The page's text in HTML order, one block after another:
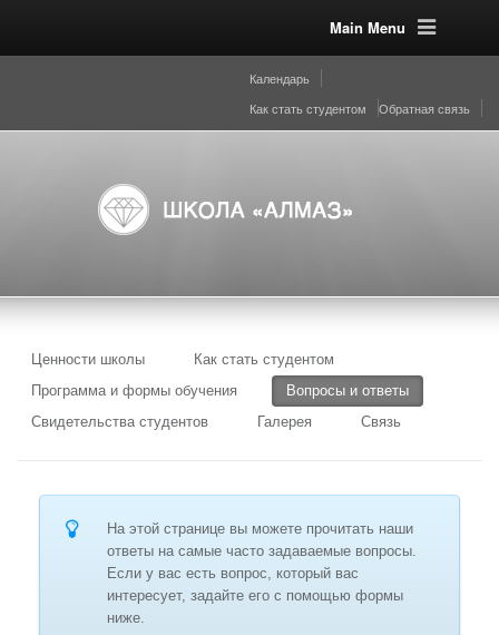
Main Menu
Календарь
Как стать студентом
Обратная связь
Ценности школы
Как стать студентом
Программа и формы обучения
Вопросы и ответы
Свидетельства студентов
Галерея Связь
На этой странице вы можете прочитать наши
ответы на самые часто задаваемые вопросы.
Если у вас есть вопрос, который вас
интересует, задайте его с помощью формы
ниже.